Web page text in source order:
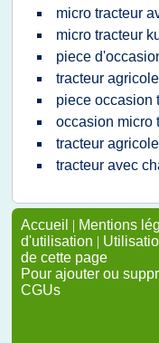
micro tracteur
micro tracteur
piece
tracteur
piece occasion
occasion micro
tracteur
tracteur avec
Accueil | Mentions
d'utilisation |
de cette page
Pour ajouter ou
CGUs